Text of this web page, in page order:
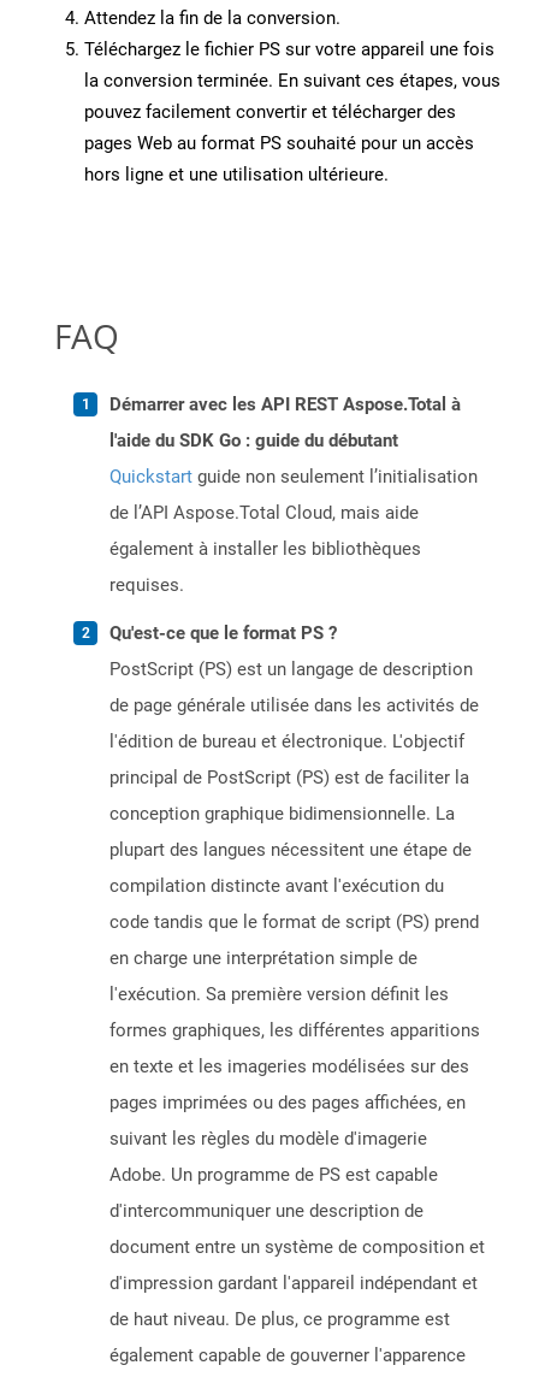
Attendez la fin de la conversion.
Téléchargez le fichier PS sur votre appareil une fois
la conversion terminée. En suivant ces étapes, vous
pouvez facilement convertir et télécharger des
pages Web au format PS souhaité pour un accès
hors ligne et une utilisation ultérieure.
FAQ
Démarrer avec les API REST Aspose.Total à
l'aide du SDK Go : guide du débutant
Quickstart guide non seulement l’initialisation
de l’API Aspose.Total Cloud, mais aide
également à installer les bibliothèques
requises.
Qu'est-ce que le format PS ?
PostScript (PS) est un langage de description
de page générale utilisée dans les activités de
l'édition de bureau et électronique. L'objectif
principal de PostScript (PS) est de faciliter la
conception graphique bidimensionnelle. La
plupart des langues nécessitent une étape de
compilation distincte avant l'exécution du
code tandis que le format de script (PS) prend
en charge une interprétation simple de
l'exécution. Sa première version définit les
formes graphiques, les différentes apparitions
en texte et les imageries modélisées sur des
pages imprimées ou des pages affichées, en
suivant les règles du modèle d'imagerie
Adobe. Un programme de PS est capable
d'intercommuniquer une description de
document entre un système de composition et
d'impression gardant l'appareil indépendant et
de haut niveau. De plus, ce programme est
également capable de gouverner l'apparence